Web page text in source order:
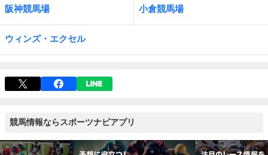
阪神競馬場 小倉競馬場
ウィンズ・エクセル
競馬情報ならスポーツナビアプリ